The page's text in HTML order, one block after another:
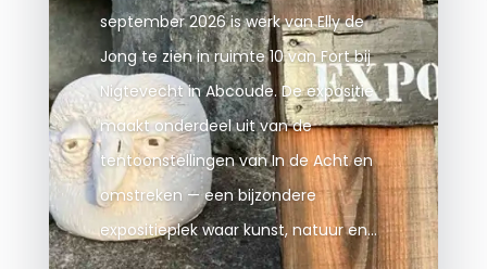
september 2026 is werk van Elly de
Jong te zien in ruimte 10 van Fort bij
Nigtevecht in Abcoude. De expositie
maakt onderdeel uit van de
tentoonstellingen van In de Acht en
omstreken — een bijzondere
expositieplek waar kunst, natuur en...